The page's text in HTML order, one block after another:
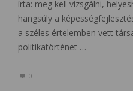
írta: meg kell vizsgálni,
hangsúly a
a széles értelemben vett
politikatörténet …
0